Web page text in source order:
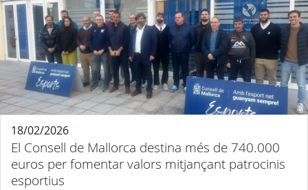
El Consell de Mallorca destina més de 740.000
euros per fomentar valors mitjançant patrocinis
esportius
18/02/2026